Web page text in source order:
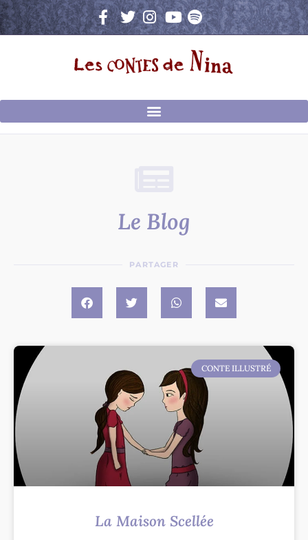
Aller
au
contenu
Le Blog
PARTAGER
CONTE ILLUSTRÉ
La Maison Scellée